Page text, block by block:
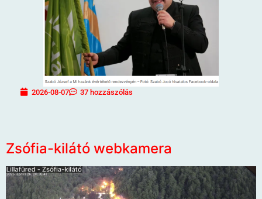
2026-08-07 37 hozzászólás
Zsófia-kilátó webkamera